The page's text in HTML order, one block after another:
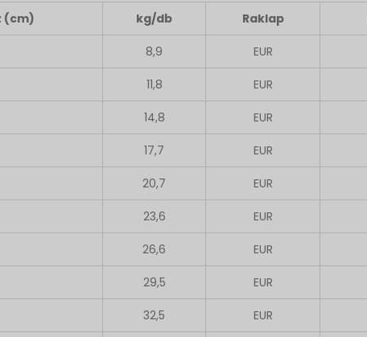
(cm) kg/db Raklap
8,9 EUR
11,8 EUR
14,8 EUR
17,7 EUR
20,7 EUR
23,6 EUR
26,6 EUR
29,5 EUR
32,5 EUR